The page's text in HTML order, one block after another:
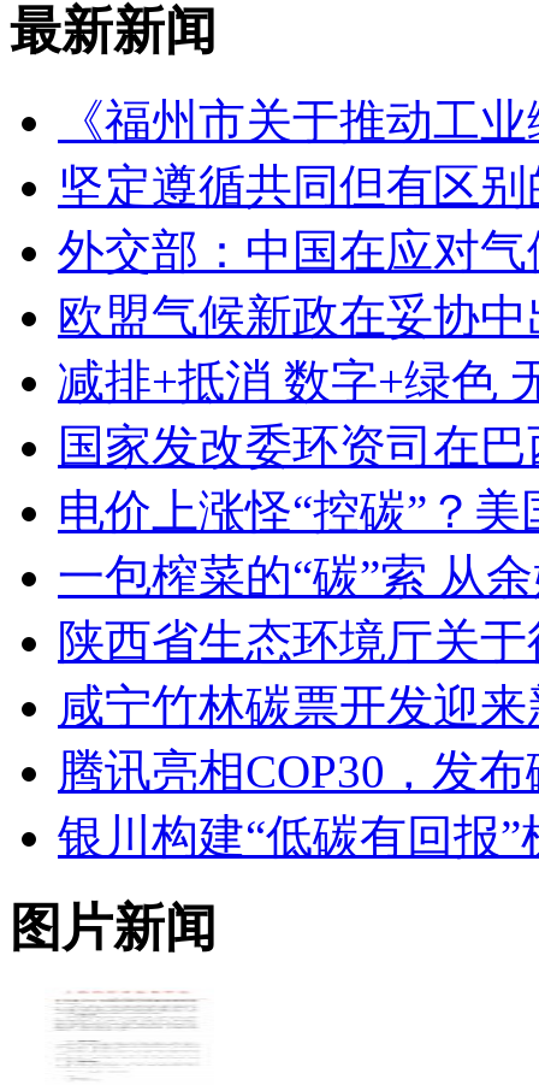
最新新闻
《福州市关于推动工
坚定遵循共同但有区
外交部：中国在应对
欧盟气候新政在妥协中
减排+抵消 数字+绿色
国家发改委环资司在
电价上涨怪“控碳”？
一包榨菜的“碳”索 从
陕西省生态环境厅关
咸宁竹林碳票开发迎
腾讯亮相COP30，发
银川构建“低碳有回报”
图片新闻